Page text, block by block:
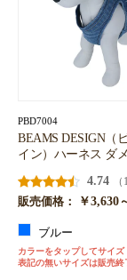
PBD7004
BEAMS DESIGN（
イン）ハーネス ダ
4.74
販売価格：
￥3,630
ブルー
カラーをタップしてサイ
表記の無いサイズは販売終